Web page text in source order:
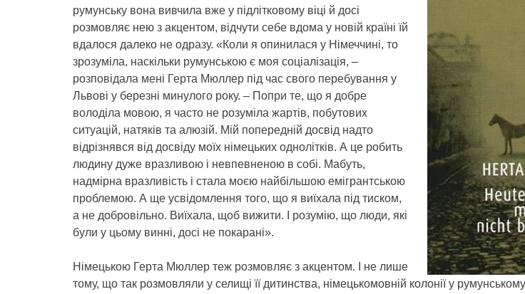
румунську вона вивчила вже у підлітковому віці й досі
розмовляє нею з акцентом, відчути себе вдома у новій країні їй
вдалося далеко не одразу. «Коли я опинилася у Німеччині, то
зрозуміла, наскільки румунською є моя соціалізація, –
розповідала мені Герта Мюллер під час свого перебування у
Львові у березні минулого року. – Попри те, що я добре
володіла мовою, я часто не розуміла жартів, побутових
ситуацій, натяків та алюзій. Мій попередній досвід надто
відрізнявся від досвіду моїх німецьких однолітків. А це робить
людину дуже вразливою і невпевненою в собі. Мабуть,
надмірна вразливість і стала моєю найбільшою емігрантською
проблемою. А ще усвідомлення того, що я виїхала під тиском,
а не добровільно. Виїхала, щоб вижити. І розумію, що люди, які
були у цьому винні, досі не покарані».
Німецькою Герта Мюллер теж розмовляє з акцентом. І не лише
тому, що так розмовляли у селищі її дитинства, німецькомовній колонії у